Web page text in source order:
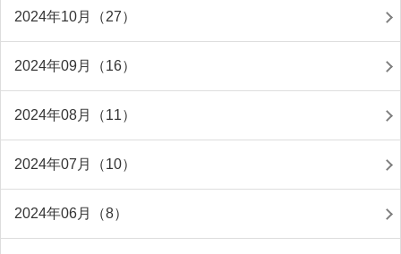
2024年10月（27）
2024年09月（16）
2024年08月（11）
2024年07月（10）
2024年06月（8）